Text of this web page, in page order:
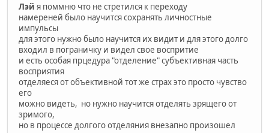
Лэй я поммню что не стретился к переходу
намереней было научится сохранять личностные
импульсы
для этого нужно было научится их видит и для этого долго
входил в пограничку и видел свое воспритие
и есть особая прцедура "отделение" субъективная часть
восприятия
отделяеся от объективной тот же страх это просто чувство
его
можно видеть, но нужно научится отделять зрящего от
зримого,
но в процессе долгого отделяния внезапно произошел